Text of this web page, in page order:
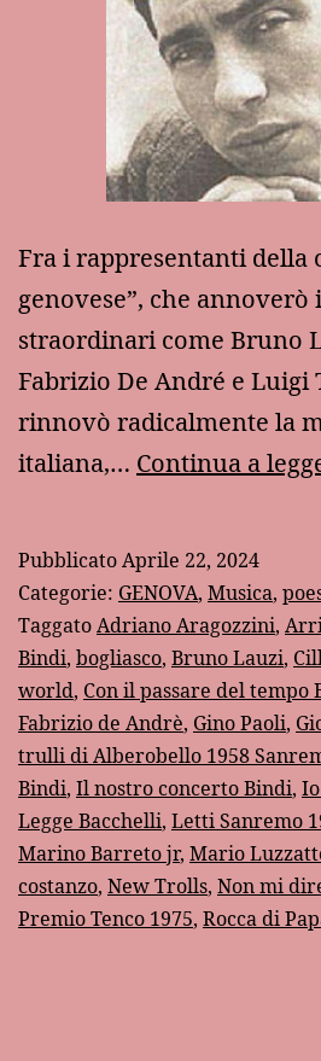
Fra i rappresentanti della
genovese”, che
straordinari come Bruno
Fabrizio De André e Luigi
rinnovò radicalmente la
italiana,… Continua a
PubblicatoAprile 22, 2024
Categorie: GENOVA, Musica,
TaggatoAdriano Aragozzini,
Bindi, bogliasco, Bruno Lauzi,
world, Con il passare del tempo
Fabrizio de Andrè, Gino Paoli,
trulli di Alberobello 1958
Bindi, Il nostro concerto Bindi,
Legge Bacchelli, Letti Sanremo
Marino Barreto jr, Mario
costanzo, New Trolls, Non mi
Premio Tenco 1975, Rocca di